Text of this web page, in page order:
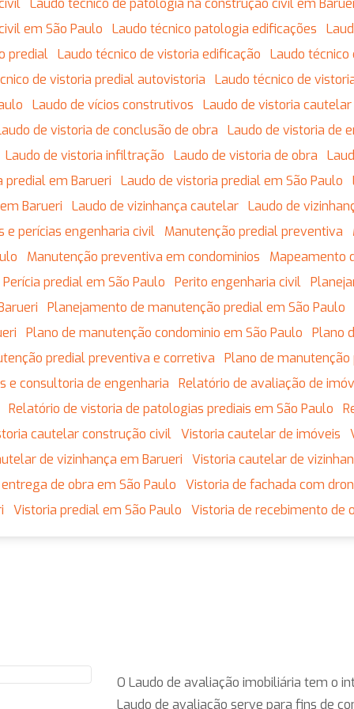
Laudo técnico de patologia na construção civil em
em São Paulo
Laudo técnico patologia edificações
predial
Laudo técnico de vistoria edificação
Laudo
de vistoria predial autovistoria
Laudo técnico de
Laudo de vícios construtivos
Laudo de vistoria
Laudo de vistoria de conclusão de obra
Laudo de vistoria de
Laudo de vistoria infiltração
Laudo de vistoria de obra
predial em Barueri
Laudo de vistoria predial em São Paulo
Barueri
Laudo de vizinhança cautelar
Laudo de
e perícias engenharia civil
Manutenção predial preventiva
Manutenção preventiva em condominios
Perícia predial em São Paulo
Perito engenharia civil
Planejamento de manutenção predial em São Paulo
Plano de manutenção condominio em São Paulo
predial preventiva e corretiva
Plano de
e consultoria de engenharia
Relatório de avaliação de
Relatório de vistoria de patologias prediais em São Paulo
cautelar construção civil
Vistoria cautelar de imóveis
de vizinhança em Barueri
Vistoria cautelar de
entrega de obra em São Paulo
Vistoria de fachada com
Vistoria predial em São Paulo Vistoria de recebimento de
O Laudo de avaliação imobiliária tem o
Laudo de avaliação serve para fins de